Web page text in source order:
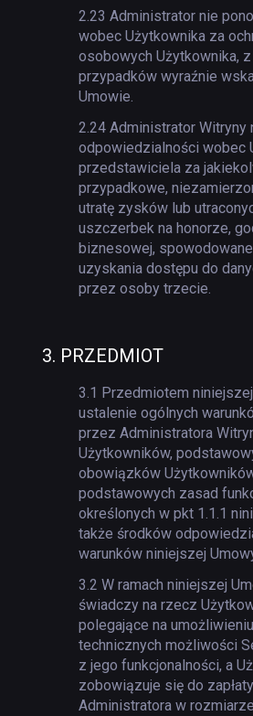
2.23 Administrator nie
wobec Użytkownika za
osobowych Użytkownika,
przypadków wyraźnie
Umowie.
2.24 Administrator Witryny
odpowiedzialności wobec
przedstawiciela za
przypadkowe,
utratę zysków lub
uszczerbek na honorze,
biznesowej,
uzyskania dostępu do
przez osoby trzecie.
3. PRZEDMIOT
3.1 Przedmiotem
ustalenie ogólnych
przez Administratora
Użytkowników,
obowiązków
podstawowych zasad
określonych w pkt 1.1.1
także środków
warunków niniejszej
3.2 W ramach niniejszej
świadczy na rzecz
polegające na
technicznych możliwości
z jego funkcjonalności, a
zobowiązuje się do
Administratora w